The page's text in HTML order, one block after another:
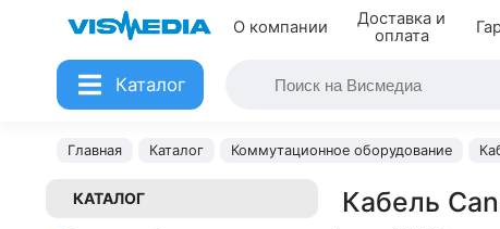
О компании
Доставка и
оплата
Каталог
Главная Каталог Коммутационное оборудование
КАТАЛОГ Кабель